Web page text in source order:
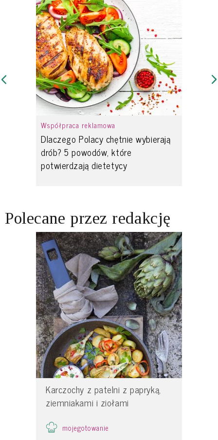
Współpraca reklamowa
Dlaczego Polacy chętnie wybierają
drób? 5 powodów, które
potwierdzają dietetycy
Polecane przez redakcję
Karczochy z patelni z papryką,
ziemniakami i ziołami
mojegotowanie